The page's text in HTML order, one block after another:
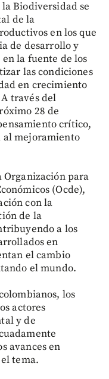
Biodiversidad se
de la
en los que
de desarrollo y
la fuente de los
las condiciones
en crecimiento
través del
28 de
crítico,
al mejoramiento
Organización para
(Ocde),
con la
de la
a los
en
el cambio
el mundo.
los
actores
y de
avances en
tema.